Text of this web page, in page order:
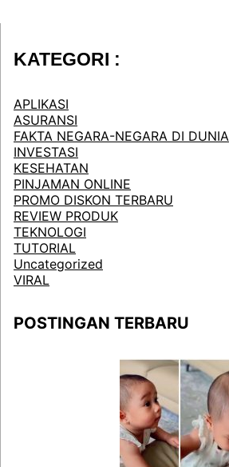
KATEGORI :
APLIKASI
ASURANSI
FAKTA NEGARA-NEGARA DI DUNIA
INVESTASI
KESEHATAN
PINJAMAN ONLINE
PROMO DISKON TERBARU
REVIEW PRODUK
TEKNOLOGI
TUTORIAL
Uncategorized
VIRAL
POSTINGAN TERBARU